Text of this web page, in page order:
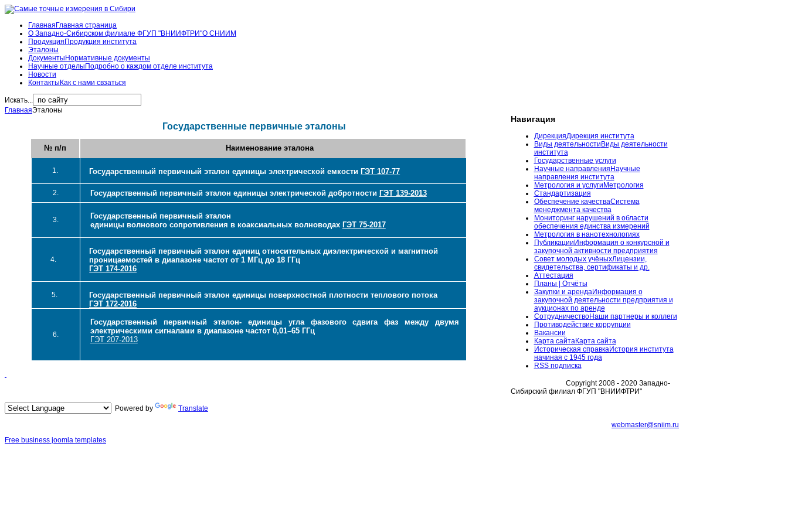
Главная Главная страница
О Западно-Сибирском филиале ФГУП "ВНИИФТРИ"О СНИИМ
Продукция Продукция института
Эталоны
Документы Нормативные документы
Научные отделы Подробно о каждом отделе института
Новости
Контакты Как с нами свзаться
Искать...
ГлавнаяЭталоны
Государственные первичные эталоны
№ п/п Наименование эталона
1. Государственный первичный эталон единицы электрической емкости ГЭТ 107-77
2. Государственный первичный эталон единицы электрической добротности ГЭТ 139-2013
3.
Государственный первичный эталон
единицы волнового сопротивления в коаксиальных волноводах ГЭТ 75-2017
4.
Государственный первичный эталон единиц относительных диэлектрической и магнитной
проницаемостей в диапазоне частот от 1 МГц до 18 ГГц
ГЭТ 174-2016
5.
Государственный первичный эталон единицы поверхностной плотности теплового потока
ГЭТ 172-2016
6.
Государственный первичный эталон- единицы угла фазового сдвига фаз между двумя
электрическими сигналами в диапазоне частот 0,01–65 ГГц
ГЭТ 207-2013
Навигация
ДирекцияДирекция института
Виды деятельности Виды деятельности
института
Государственные услуги
Научные направления Научные
направления института
Метрология и услуги Метрология
Стандартизация
Обеспечение качестваСистема
менеджмента качества
Мониторинг нарушений в области
обеспечения единства измерений
Метрология в нанотехнологиях
Публикации Информация о конкурсной и
закупочной активности предприятия
Совет молодых учёныхЛицензии,
свидетельства, сертификаты и др.
Аттестация
Планы | Отчёты
Закупки и арендаИнформация о
закупочной деятельности предприятия и
аукционах по аренде
СотрудничествоНаши партнеры и коллеги
Противодействие коррупции
Вакансии
Карта сайтаКарта сайта
Историческая справкаИстория института
начиная с 1945 года
RSS подписка
Copyright 2008 - 2020 Западно-
Сибирский филиал ФГУП "ВНИИФТРИ"
Powered by
Translate
webmaster@sniim.ru
Free business joomla templates